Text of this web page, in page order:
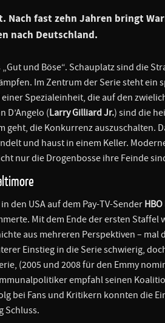
Nach fast zehn Jahren bringt
nach Deutschland.
und Böse“. Schauplatz sind die
Im Zentrum der Serie steht ein
Spezialeinheit, die auf den
D’Angelo (Larry Gilliard Jr.) sind die
geht, die Konkurrenz auszuschalten.
und haust in einem Keller.
nur die Drogenbosse ihre Feinde
den USA auf dem Pay-TV-Sender HBO
Mit dem Ende der ersten Staffel
aus mehreren Perspektiven – mal
Einstieg in die Serie schwierig,
(2005 und 2008 für den Emmy
empfahl seinen
bei Fans und Kritikern konnten die
Schluss.